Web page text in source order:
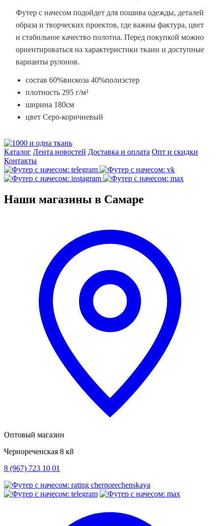
Футер с начесом подойдет для пошива одежды, деталей
образа и творческих проектов, где важны фактура, цвет
и стабильное качество полотна. Перед покупкой можно
ориентироваться на характеристики ткани и доступные
варианты рулонов.
состав 60%вискоза 40%полиэстер
плотность 295 г/м²
ширина 180см
цвет Серо-коричневый
Каталог Лента новостей Доставка и оплата Опт и скидки
Контакты
Наши магазины в Самаре
Оптовый магазин
Чернореченская 8 к8
8 (967) 723 10 01